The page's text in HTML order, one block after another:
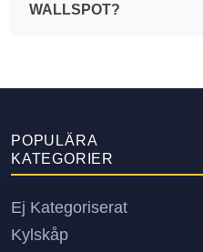
WALLSPOT?
POPULÄRA
KATEGORIER
Ej Kategoriserat
Kylskåp